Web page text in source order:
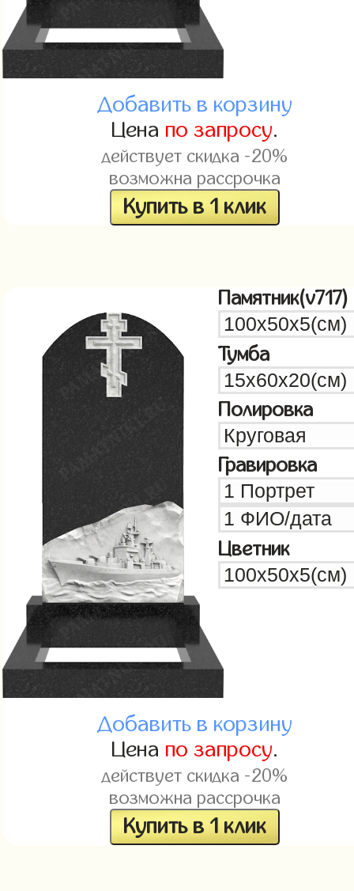
Добавить в корзину
Цена по запросу.
действует скидка -20%
возможна рассрочка
Купить в 1 клик
Памятник(v717)
Тумба
Полировка
Гравировка
Цветник
Добавить в корзину
Цена по запросу.
действует скидка -20%
возможна рассрочка
Купить в 1 клик